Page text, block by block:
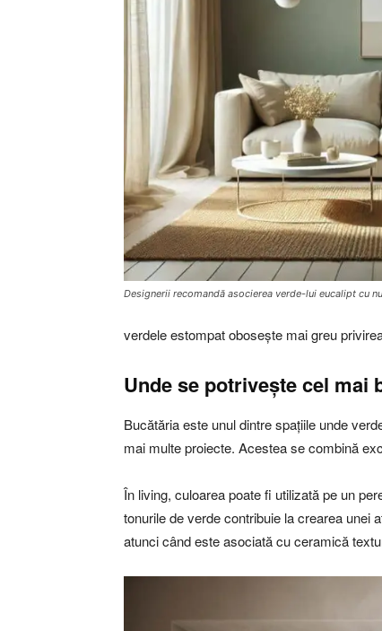
Designerii recomandă asocierea verde-lui eucalipt cu
verdele estompat obosește mai greu
Unde se potrivește cel mai
Bucătăria este unul dintre spațiile unde
mai multe proiecte. Acestea se combină
În living, culoarea poate fi utilizată pe un
tonurile de verde contribuie la crearea unei
atunci când este asociată cu ceramică